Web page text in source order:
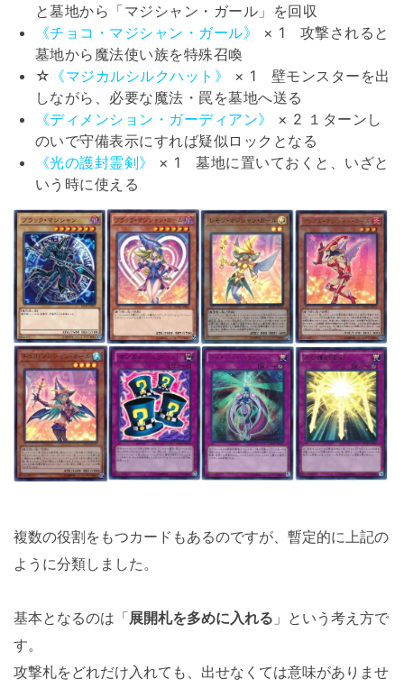
と墓地から「マジシャン・ガール」を回収
《チョコ・マジシャン・ガール》
× 1 攻撃されると
墓地から魔法使い族を特殊召喚
☆ 《マジカルシルクハット》
× 1 壁モンスターを出
しながら、必要な魔法・罠を墓地へ送る
《ディメンション・ガーディアン》
× 2 １ターンし
のいで守備表示にすれば疑似ロックとなる
《光の護封霊剣》
× 1 墓地に置いておくと、いざと
いう時に使える
複数の役割をもつカードもあるのですが、暫定的に上記の
ように分類しました。
基本となるのは「展開札を多めに入れる 」という考え方で
す。
攻撃札をどれだけ入れても、出せなくては意味がありませ